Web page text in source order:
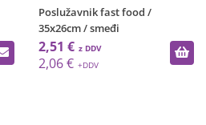
Poslužavnik fast food /
35x26cm / smeđi
2,51 €
2,06 €